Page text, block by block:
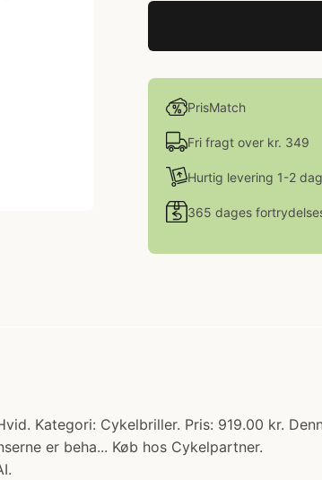
PrisMatch
Fri fragt over kr. 349
Hurtig levering 1-2
365 dages
Kategori: Cykelbriller. Pris: 919.00 kr.
er beha... Køb hos Cykelpartner.